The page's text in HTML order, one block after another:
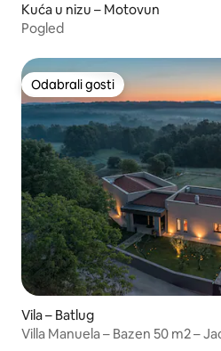
Kuća u nizu – Motovun
Pogled
Odabrali gosti
Odabrali gosti
Vila – Batlug
Villa Manuela – Bazen 50 m2 –